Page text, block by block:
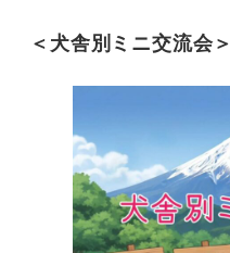
＜犬舎別ミニ交流会＞